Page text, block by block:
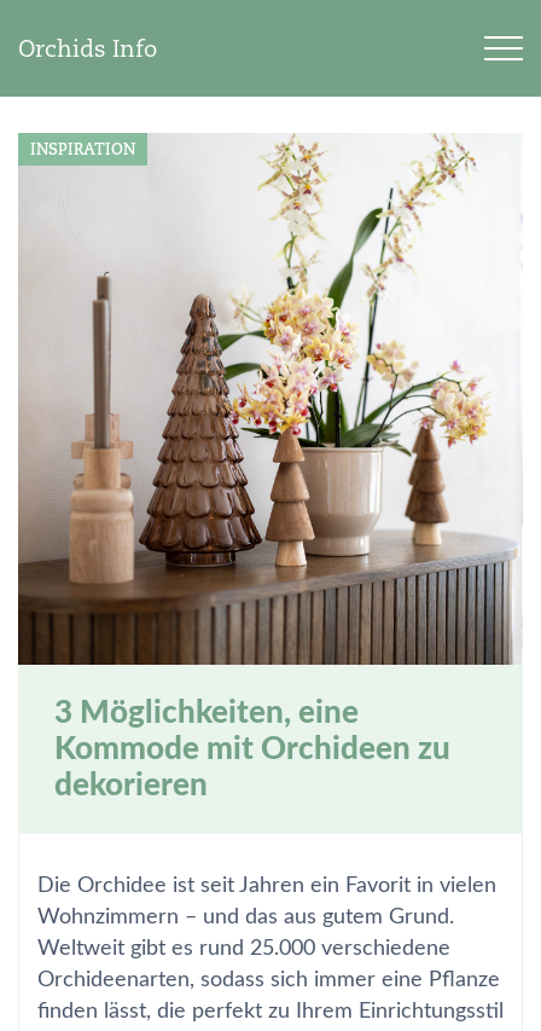
Orchids Info
INSPIRATION
3 Möglichkeiten, eine
Kommode mit Orchideen zu
dekorieren
Die Orchidee ist seit Jahren ein Favorit in vielen
Wohnzimmern – und das aus gutem Grund.
Weltweit gibt es rund 25.000 verschiedene
Orchideenarten, sodass sich immer eine Pflanze
finden lässt, die perfekt zu Ihrem Einrichtungsstil